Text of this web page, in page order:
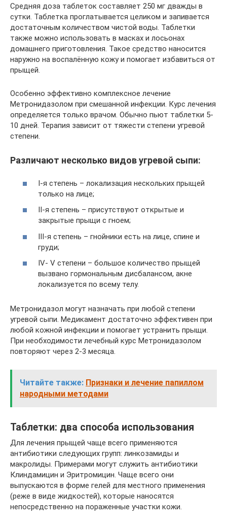
Средняя доза таблеток составляет 250 мг дважды в
сутки. Таблетка проглатывается целиком и запивается
достаточным количеством чистой воды. Таблетки
также можно использовать в масках и лосьонах
домашнего приготовления. Такое средство наносится
наружно на воспалённую кожу и помогает избавиться от
прыщей.
Особенно эффективно комплексное лечение
Метронидазолом при смешанной инфекции. Курс лечения
определяется только врачом. Обычно пьют таблетки 5-
10 дней. Терапия зависит от тяжести степени угревой
степени.
Различают несколько видов угревой сыпи:
I-я степень – локализация нескольких прыщей
только на лице;
II-я степень – присутствуют открытые и
закрытые прыщи с гноем;
III-я степень – гнойники есть на лице, спине и
груди;
IV- V степени – большое количество прыщей
вызвано гормональным дисбалансом, акне
локализуется по всему телу.
Метронидазол могут назначать при любой степени
угревой сыпи. Медикамент достаточно эффективен при
любой кожной инфекции и помогает устранить прыщи.
При необходимости лечебный курс Метронидазолом
повторяют через 2-3 месяца.
Читайте также: Признаки и лечение папиллом
народными методами
Таблетки: два способа использования
Для лечения прыщей чаще всего применяются
антибиотики следующих групп: линкозамиды и
макролиды. Примерами могут служить антибиотики
Клиндамицин и Эритромицин. Чаще всего они
выпускаются в форме гелей для местного применения
(реже в виде жидкостей), которые наносятся
непосредственно на пораженные участки кожи.